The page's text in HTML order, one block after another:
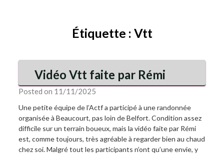
Étiquette : Vtt
Vidéo Vtt faite par Rémi
Posted on 11/11/2025
Une petite équipe de l’Actf a participé à une randonnée
organisée à Beaucourt, pas loin de Belfort. Condition assez
difficile sur un terrain boueux, mais la vidéo faite par Rémi
est, comme toujours, très agréable à regarder bien au chaud
chez soi. Malgré tout les participants n’ont qu’une envie, y